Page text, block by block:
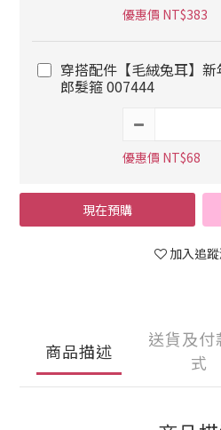
優惠價 NT$383
穿搭配件【毛絨兔耳】
郎髮箍 007444
優惠價 NT$68
現在預購
加入追
商品描述
送貨及付
式